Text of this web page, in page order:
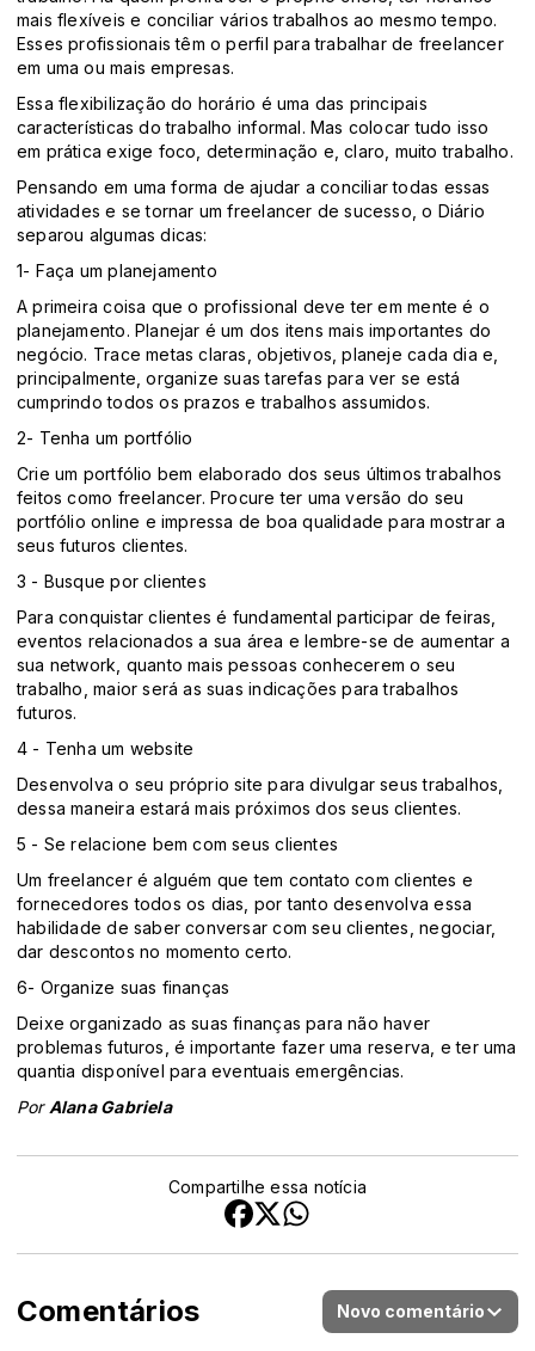
mais flexíveis e conciliar vários trabalhos ao mesmo tempo.
Esses profissionais têm o perfil para trabalhar de freelancer
em uma ou mais empresas.
Essa flexibilização do horário é uma das principais
características do trabalho informal. Mas colocar tudo isso
em prática exige foco, determinação e, claro, muito trabalho.
Pensando em uma forma de ajudar a conciliar todas essas
atividades e se tornar um freelancer de sucesso, o Diário
separou algumas dicas:
1- Faça um planejamento
A primeira coisa que o profissional deve ter em mente é o
planejamento. Planejar é um dos itens mais importantes do
negócio. Trace metas claras, objetivos, planeje cada dia e,
principalmente, organize suas tarefas para ver se está
cumprindo todos os prazos e trabalhos assumidos.
2- Tenha um portfólio
Crie um portfólio bem elaborado dos seus últimos trabalhos
feitos como freelancer. Procure ter uma versão do seu
portfólio online e impressa de boa qualidade para mostrar a
seus futuros clientes.
3 - Busque por clientes
Para conquistar clientes é fundamental participar de feiras,
eventos relacionados a sua área e lembre-se de aumentar a
sua network, quanto mais pessoas conhecerem o seu
trabalho, maior será as suas indicações para trabalhos
futuros.
4 - Tenha um website
Desenvolva o seu próprio site para divulgar seus trabalhos,
dessa maneira estará mais próximos dos seus clientes.
5 - Se relacione bem com seus clientes
Um freelancer é alguém que tem contato com clientes e
fornecedores todos os dias, por tanto desenvolva essa
habilidade de saber conversar com seu clientes, negociar,
dar descontos no momento certo.
6- Organize suas finanças
Deixe organizado as suas finanças para não haver
problemas futuros, é importante fazer uma reserva, e ter uma
quantia disponível para eventuais emergências.
Por Alana Gabriela
Compartilhe essa notícia
Comentários Novo comentário